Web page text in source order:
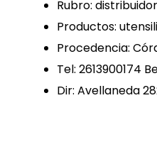
Rubro:
Productos:
Procedencia:
Tel: 2613900174
Dir: Avellaneda